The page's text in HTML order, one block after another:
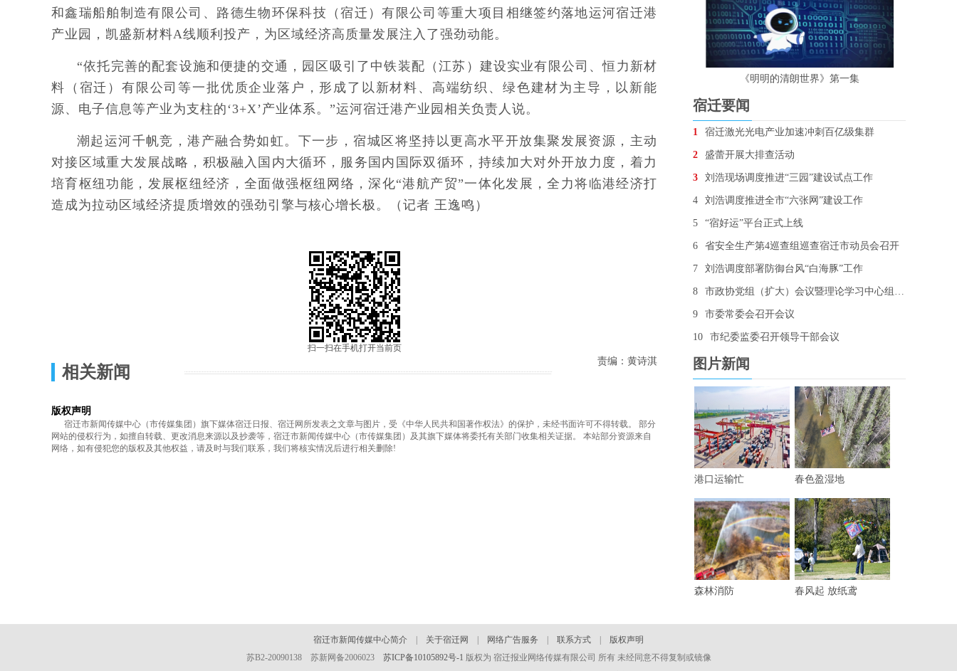
和鑫瑞船舶制造有限公司、路德生物环保科技（宿迁）有限公司等重大项目相继签约落地运河宿迁港
产业园，凯盛新材料A线顺利投产，为区域经济高质量发展注入了强劲动能。
“依托完善的配套设施和便捷的交通，园区吸引了中铁装配（江苏）建设实业有限公司、恒力新材
料（宿迁）有限公司等一批优质企业落户，形成了以新材料、高端纺织、绿色建材为主导，以新能
源、电子信息等产业为支柱的‘3+X’产业体系。”运河宿迁港产业园相关负责人说。
潮起运河千帆竞，港产融合势如虹。下一步，宿城区将坚持以更高水平开放集聚发展资源，主动
对接区域重大发展战略，积极融入国内大循环，服务国内国际双循环，持续加大对外开放力度，着力
培育枢纽功能，发展枢纽经济，全面做强枢纽网络，深化“港航产贸”一体化发展，全力将临港经济打
造成为拉动区域经济提质增效的强劲引擎与核心增长极。（记者 王逸鸣）
扫一扫在手机打开当前页
责编：黄诗淇
相关新闻
版权声明
宿迁市新闻传媒中心（市传媒集团）旗下媒体宿迁日报、宿迁网所发表之文章与图片，受《中华人民共和国著作权法》的保护，未经书面许可不得转载。 部分
网站的侵权行为，如擅自转载、更改消息来源以及抄袭等，宿迁市新闻传媒中心（市传媒集团）及其旗下媒体将委托有关部门收集相关证据。 本站部分资源来自
网络，如有侵犯您的版权及其他权益，请及时与我们联系，我们将核实情况后进行相关删除!
《明明的清朗世界》第一集
宿迁要闻
1 宿迁激光光电产业加速冲刺百亿级集群
2 盛蕾开展大排查活动
3 刘浩现场调度推进“三园”建设试点工作
4 刘浩调度推进全市“六张网”建设工作
5 “宿好运”平台正式上线
6 省安全生产第4巡查组巡查宿迁市动员会召开
7 刘浩调度部署防御台风“白海豚”工作
8 市政协党组（扩大）会议暨理论学习中心组学习会召开
9 市委常委会召开会议
10 市纪委监委召开领导干部会议
图片新闻
港口运输忙 春色盈湿地
森林消防 春风起 放纸鸢
宿迁市新闻传媒中心简介 关于宿迁网 网络广告服务 联系方式
版权声明
苏B2-20090138 苏新网备2006023 苏ICP备10105892号-1 版权为 宿迁报业网络传媒有限公司 所有 未经同意不得复制或镜像